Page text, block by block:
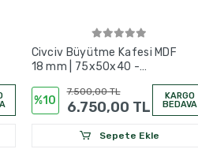
Civciv Büyütme Kafesi MDF
18 mm | 75x50x40 -
cm
%10
7.500,00 TL
6.750,00 TL
KARGO
BEDAVA
Sepete Ekle